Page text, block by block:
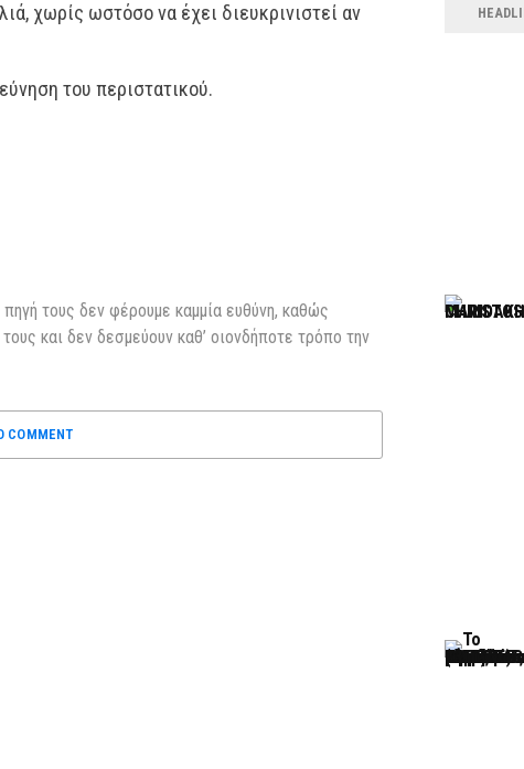
χωρίς ωστόσο να έχει διευκρινιστεί αν
του περιστατικού.
τους δεν φέρουμε καμμία ευθύνη, καθώς
και δεν δεσμεύουν καθ’ οιονδήποτε τρόπο την
COMMENT